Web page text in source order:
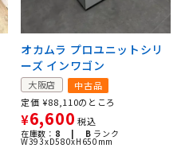
オカムラ プロユニットシリ
ーズ インワゴン
大阪店
中古品
定価 ¥88,110のところ
¥6,600 税込
在庫数： 8 | B ランク
W393xD580xH650mm